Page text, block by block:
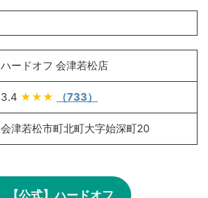
ハードオフ 会津若松店
3.4 ★★★ （733）
会津若松市町北町大字始深町20
【公式】ハードオフ